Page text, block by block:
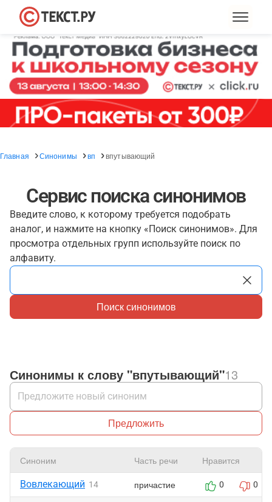
Главная Синонимы вп впутывающий
Сервис поиска синонимов
Введите слово, к которому требуется подобрать
аналог, и нажмите на кнопку «Поиск синонимов». Для
просмотра отдельных групп используйте поиск по
алфавиту.
Поиск синонимов
Синонимы к слову "впутывающий"13
Предложить
Синоним Часть речи Нравится
Вовлекающий 14 причастие 0 0